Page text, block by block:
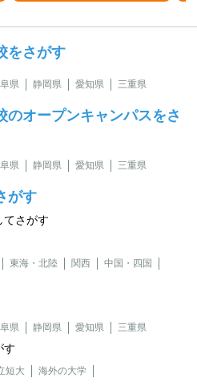
をさがす
県 静岡県 愛知県 三重県
のオープンキャンパスをさ
県 静岡県 愛知県 三重県
がす
てさがす
東海・北陸 関西
中国・四国
県 静岡県 愛知県 三重県
す
短大
海外の大学